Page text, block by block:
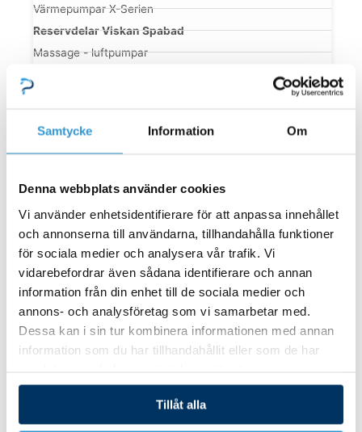
Samtycke Information Om
Denna webbplats använder cookies
Vi använder enhetsidentifierare för att anpassa innehållet
och annonserna till användarna, tillhandahålla funktioner
för sociala medier och analysera vår trafik. Vi
vidarebefordrar även sådana identifierare och annan
information från din enhet till de sociala medier och
annons- och analysföretag som vi samarbetar med.
Dessa kan i sin tur kombinera informationen med annan
information som du har tillhandahållit eller som de har
Tillåt alla
Värmepumpar X-Serien
Reservdelar Viskan Spabad
Massage - luftpumpar
IR-öga
Stäng Tjänster och support Öppna Tjänster
och support
ÖVRIGA TJÄNSTER
Byggtjänster
Poolbyggare
Hotel och boende med pool spa
All Inclusive